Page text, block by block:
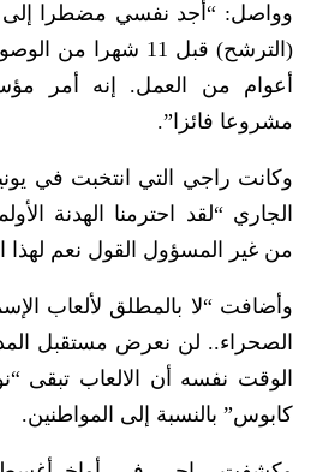
وواصل: “أجد نفسي مضطرا إلى
(الترشح) قبل 11 شهرا
أعوام من العمل. إنه أمر
مشروعا فائزا”.
الجاري “لقد احترمنا الهدنة
من غير المسؤول القول نعم لهذا
وأضافت “لا بالمطلق لألعاب
الصحراء.. لن نعرض مستقبل
الوقت نفسه أن الالعاب تبقى
كابوس” بالنسبة إلى المواطنين.